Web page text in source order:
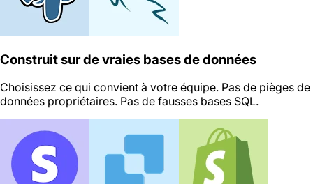
Construit sur de vraies bases de données
Choisissez ce qui convient à votre équipe. Pas de pièges de
données propriétaires. Pas de fausses bases SQL.